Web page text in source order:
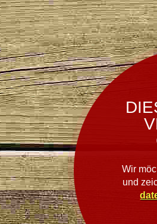
Wir
und